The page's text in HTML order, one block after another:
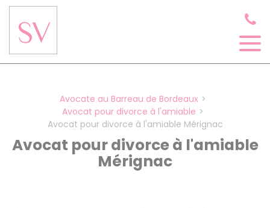
Avocate au Barreau de Bordeaux
Avocat pour divorce à l'amiable
Avocat pour divorce à l'amiable Mérignac
Avocat pour divorce à l'amiable
Mérignac
Panneau de gestion des cookies